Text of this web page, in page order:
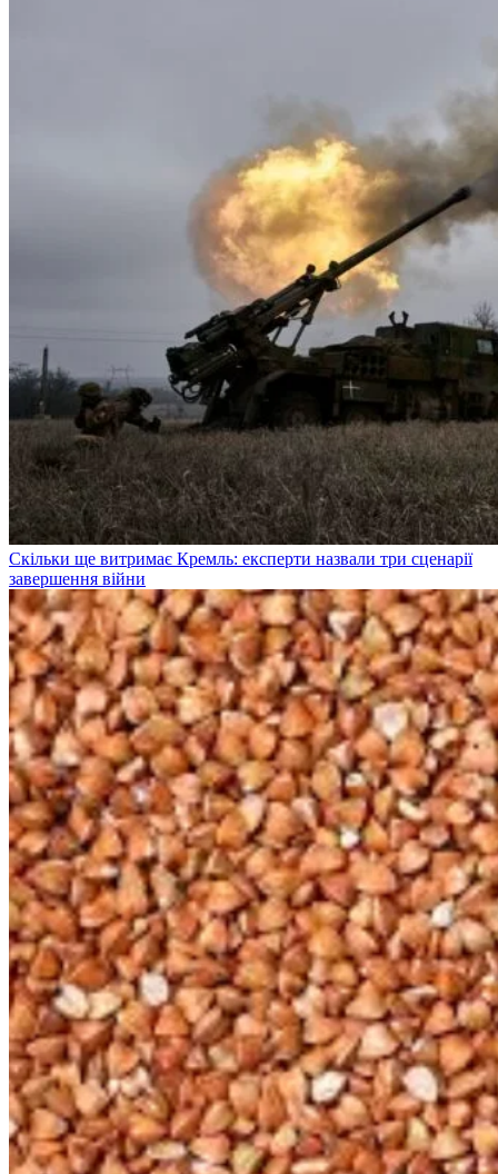
Скільки ще витримає Кремль: експерти назвали три сценарії
завершення війни